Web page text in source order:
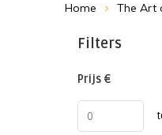
Home The Art
Sorteren op:
Filters
Prijs €